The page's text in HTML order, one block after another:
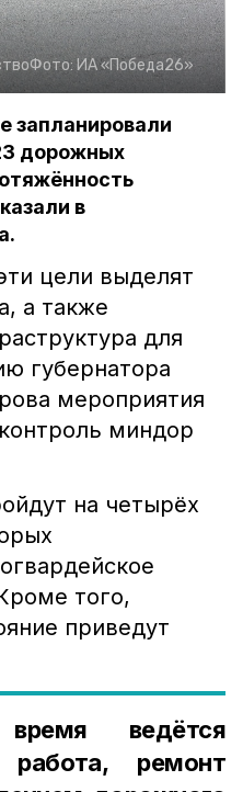
Фото: ИА «Победа26»
запланировали
дорожных
в
цели выделят
а также
для
губернатора
мероприятия
миндор
на четырёх
того,
приведут
ведётся
работа, ремонт